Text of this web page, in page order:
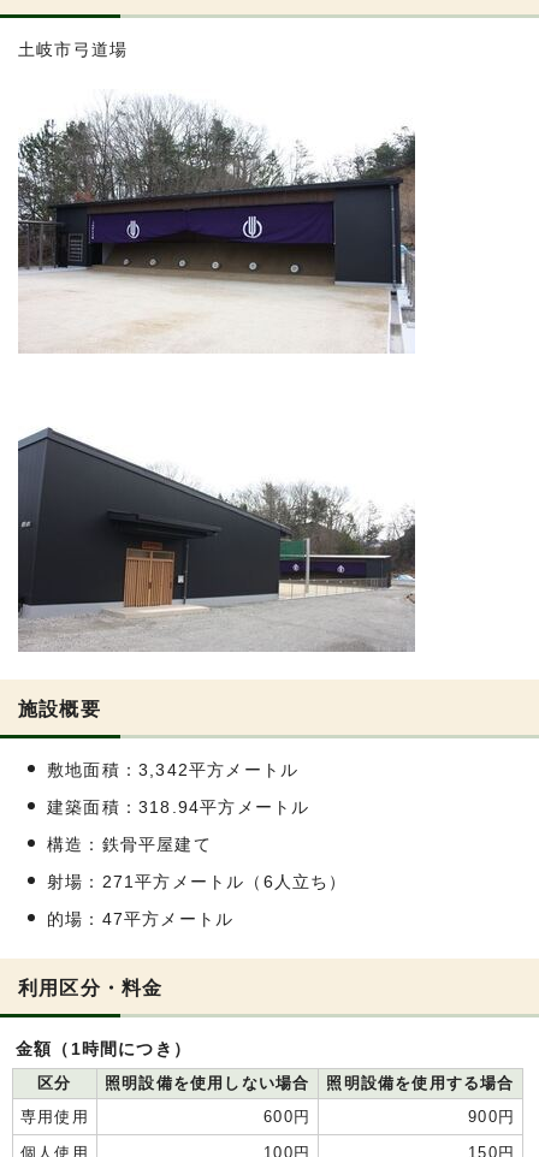
土岐市弓道場
施設概要
敷地面積：3,342平方メートル
建築面積：318.94平方メートル
構造：鉄骨平屋建て
射場：271平方メートル（6人立ち）
的場：47平方メートル
利用区分・料金
金額（1時間につき）
区分
照明設備を使用しない場合
照明設備を使用する場合
専用使用
600円
900円
個人使用
100円 150円